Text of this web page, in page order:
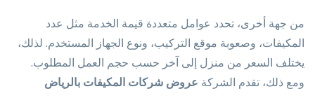
من جهة أخرى، تحدد عوامل متعددة قيمة الخدمة مثل عدد
المكيفات، وصعوبة موقع التركيب، ونوع الجهاز المستخدم. لذلك،
يختلف السعر من منزل إلى آخر حسب حجم العمل المطلوب.
ومع ذلك، تقدم الشركة عروض شركات المكيفات بالرياض